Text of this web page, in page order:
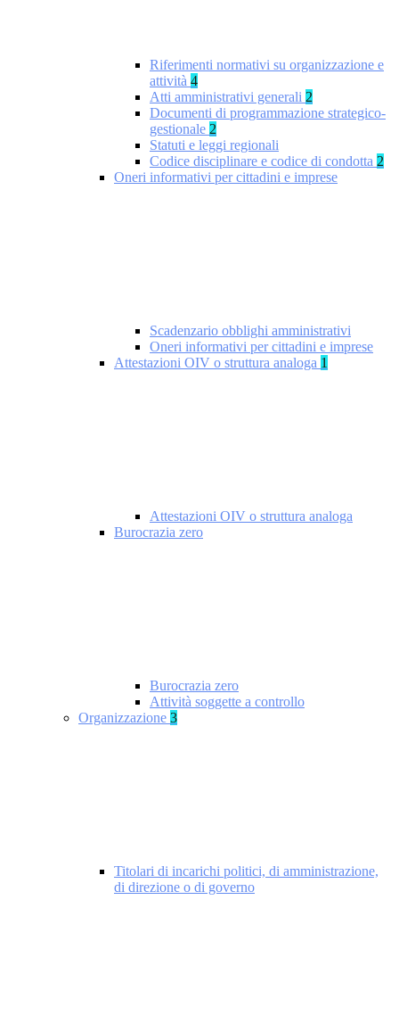
Riferimenti normativi su organizzazione e
attività 4
Atti amministrativi generali 2
Documenti di programmazione strategico-
gestionale 2
Statuti e leggi regionali
Codice disciplinare e codice di condotta 2
Oneri informativi per cittadini e imprese
Scadenzario obblighi amministrativi
Oneri informativi per cittadini e imprese
Attestazioni OIV o struttura analoga 1
Attestazioni OIV o struttura analoga
Burocrazia zero
Burocrazia zero
Attività soggette a controllo
Organizzazione 3
Titolari di incarichi politici, di amministrazione,
di direzione o di governo